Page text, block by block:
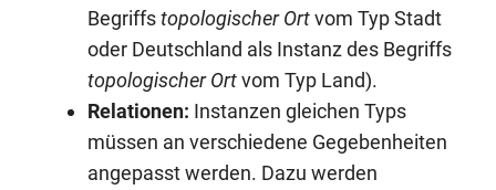
Begriffstopologischer Ortvom Typ Stadt
oder Deutschland als Instanz des Begriffs
topologischer Ortvom Typ Land).
Relationen: Instanzen gleichen Typs
müssen an verschiedene Gegebenheiten
angepasst werden. Dazu werden